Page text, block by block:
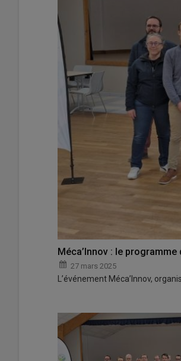
Méca’Innov : le programme
27 mars 2025
L’événement Méca’Innov,